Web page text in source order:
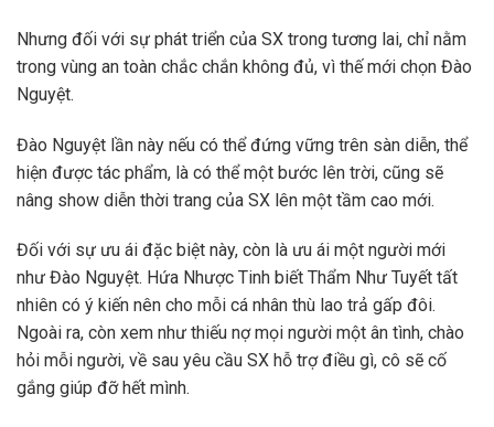
Nhưng đối với sự phát triển của SX trong tương lai, chỉ nằm
trong vùng an toàn chắc chắn không đủ, vì thế mới chọn Đào
Nguyệt.
Đào Nguyệt lần này nếu có thể đứng vững trên sàn diễn, thể
hiện được tác phẩm, là có thể một bước lên trời, cũng sẽ
nâng show diễn thời trang của SX lên một tầm cao mới.
Đối với sự ưu ái đặc biệt này, còn là ưu ái một người mới
như Đào Nguyệt. Hứa Nhược Tinh biết Thẩm Như Tuyết tất
nhiên có ý kiến nên cho mỗi cá nhân thù lao trả gấp đôi.
Ngoài ra, còn xem như thiếu nợ mọi người một ân tình, chào
hỏi mỗi người, về sau yêu cầu SX hỗ trợ điều gì, cô sẽ cố
gắng giúp đỡ hết mình.